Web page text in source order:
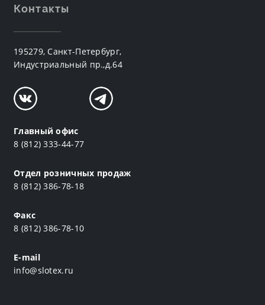
Контакты
195279, Санкт-Петербург,
Индустриальный пр.,д.64
Главный офис
8 (812) 333-44-77
Отдел розничных продаж
8 (812) 386-78-18
Факс
8 (812) 386-78-10
E-mail
info@slotex.ru